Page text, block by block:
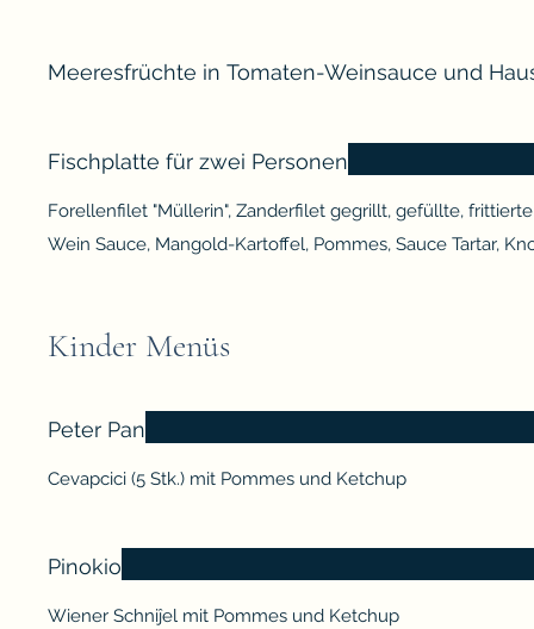
Meeresfrüchte in Tomaten-Weinsauce und
Fischplatte für zwei Personen
Forellenfilet "Müllerin", Zanderfilet gegrillt, gefüllte,
Wein Sauce, Mangold-Kartoffel, Pommes, Sauce Tartar,
Kinder Menüs
Peter Pan
Cevapcici (5 Stk.) mit Pommes und Ketchup
Pinokio
Wiener Schniĵel mit Pommes und Ketchup